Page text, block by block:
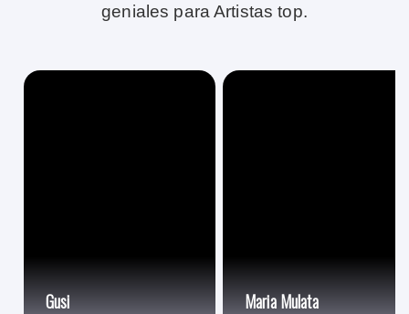
geniales para Artistas top.
Gusi Maria Mulata